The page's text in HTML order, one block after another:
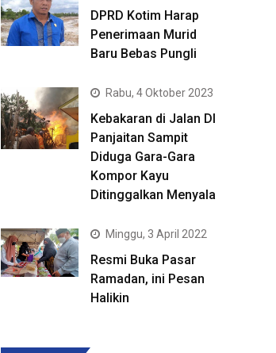
DPRD Kotim Harap
Penerimaan Murid
Baru Bebas Pungli
Rabu, 4 Oktober 2023
Kebakaran di Jalan DI
Panjaitan Sampit
Diduga Gara-Gara
Kompor Kayu
Ditinggalkan Menyala
Minggu, 3 April 2022
Resmi Buka Pasar
Ramadan, ini Pesan
Halikin